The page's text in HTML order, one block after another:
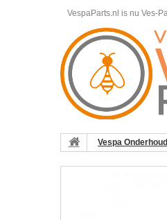
VespaParts.nl is nu Ves-
Vespa